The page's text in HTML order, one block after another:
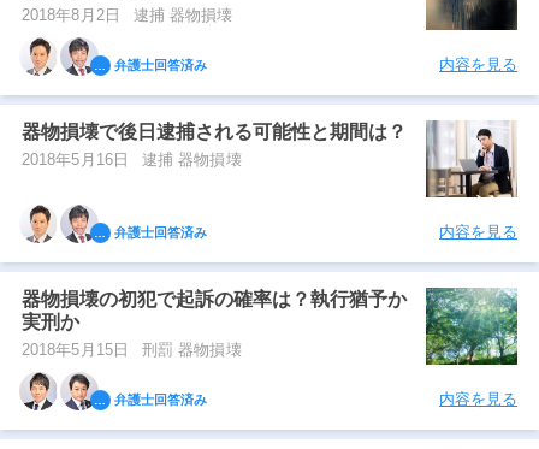
2018年8月2日 逮捕 器物損壊
弁護士回答済み 内容を見る
器物損壊で後日逮捕される可能性と期間は？
2018年5月16日 逮捕 器物損壊
弁護士回答済み 内容を見る
器物損壊の初犯で起訴の確率は？執行猶予か
実刑か
2018年5月15日 刑罰 器物損壊
弁護士回答済み 内容を見る